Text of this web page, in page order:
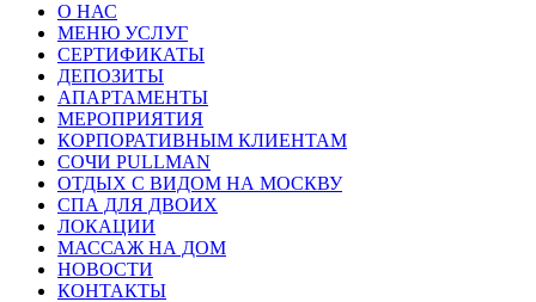
О НАС
МЕНЮ УСЛУГ
СЕРТИФИКАТЫ
ДЕПОЗИТЫ
АПАРТАМЕНТЫ
МЕРОПРИЯТИЯ
КОРПОРАТИВНЫМ КЛИЕНТАМ
СОЧИ PULLMAN
ОТДЫХ С ВИДОМ НА МОСКВУ
СПА ДЛЯ ДВОИХ
ЛОКАЦИИ
МАССАЖ НА ДОМ
НОВОСТИ
КОНТАКТЫ